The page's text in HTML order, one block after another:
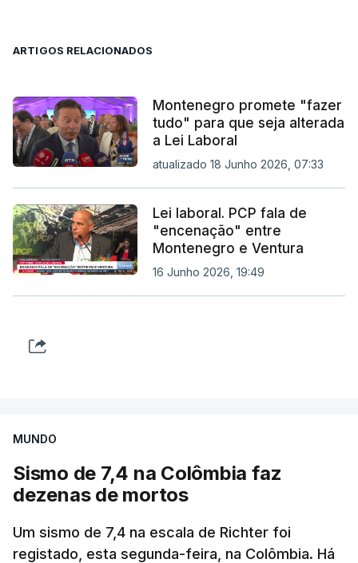
ARTIGOS RELACIONADOS
Montenegro promete "fazer
tudo" para que seja alterada
a Lei Laboral
atualizado 18 Junho 2026, 07:33
Lei laboral. PCP fala de
"encenação" entre
Montenegro e Ventura
16 Junho 2026, 19:49
MUNDO
Sismo de 7,4 na Colômbia faz
dezenas de mortos
Um sismo de 7,4 na escala de Richter foi
registado, esta segunda-feira, na Colômbia. Há